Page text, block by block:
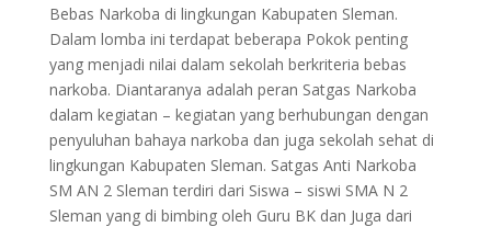
Bebas Narkoba di lingkungan Kabupaten Sleman.
Dalam lomba ini terdapat beberapa Pokok penting
yang menjadi nilai dalam sekolah berkriteria bebas
narkoba. Diantaranya adalah peran Satgas Narkoba
dalam kegiatan – kegiatan yang berhubungan dengan
penyuluhan bahaya narkoba dan juga sekolah sehat di
lingkungan Kabupaten Sleman. Satgas Anti Narkoba
SM AN 2 Sleman terdiri dari Siswa – siswi SMA N 2
Sleman yang di bimbing oleh Guru BK dan Juga dari